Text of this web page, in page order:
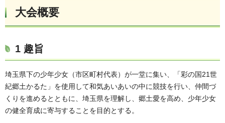
大会概要
1 趣旨
埼玉県下の少年少女（市区町村代表）が一堂に集い、「彩の国21世
紀郷土かるた」を使用して和気あいあいの中に競技を行い、仲間づ
くりを進めるとともに、埼玉県を理解し、郷土愛を高め、少年少女
の健全育成に寄与することを目的とする。